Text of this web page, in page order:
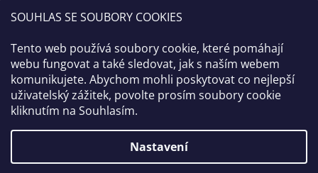
SOUHLAS SE SOUBORY COOKIES
Tento web používá soubory cookie, které pomáhají
webu fungovat a také sledovat, jak s naším webem
komunikujete. Abychom mohli poskytovat co nejlepší
uživatelský zážitek, povolte prosím soubory cookie
kliknutím na Souhlasím.
Nastavení
Vytvořil Shoptet